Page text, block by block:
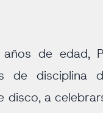
de edad,
de disciplina
disco, a